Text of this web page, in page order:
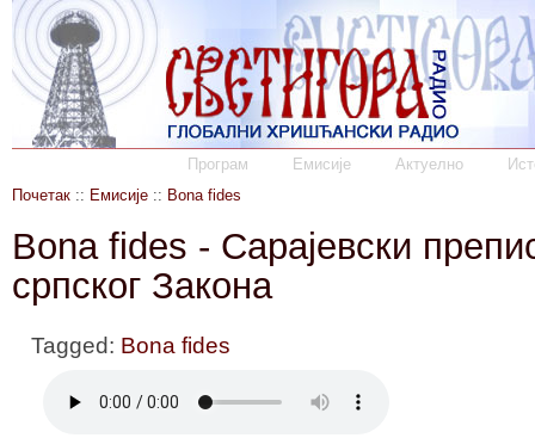
Програм Емисије Актуелно
Почетак :: Емисије :: Bona fides
Bona fides - Сарајевски препис
српског Закона
Tagged: Bona fides